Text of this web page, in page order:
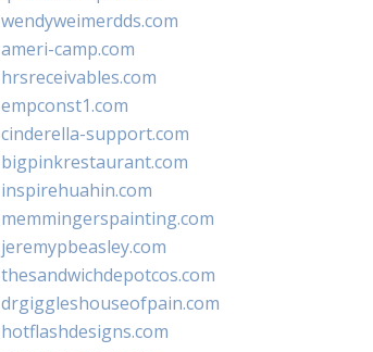
wendyweimerdds.com
ameri-camp.com
hrsreceivables.com
empconst1.com
cinderella-support.com
bigpinkrestaurant.com
inspirehuahin.com
memmingerspainting.com
jeremypbeasley.com
thesandwichdepotcos.com
drgiggleshouseofpain.com
hotflashdesigns.com